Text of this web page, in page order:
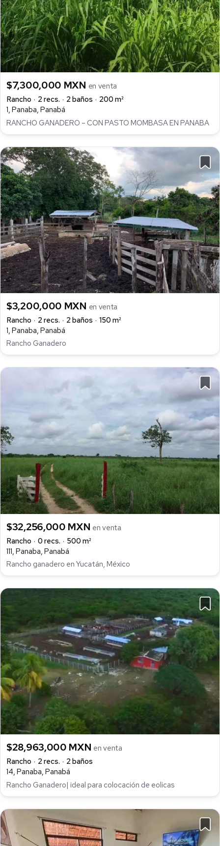
$7,300,000 MXN en venta
Rancho
2 recs. 2 baños
200 m²
1, Panaba, Panabá
RANCHO GANADERO – CON PASTO MOMBASA EN PANABA
$3,200,000 MXN en venta
Rancho
2 recs. 2 baños
150 m²
1, Panaba, Panabá
Rancho Ganadero
$32,256,000 MXN en venta
Rancho
0 recs.
500 m²
111, Panaba, Panabá
Rancho ganadero en Yucatán, México
$28,963,000 MXN en venta
Rancho
2 recs.
2 baños
14, Panaba, Panabá
Rancho Ganadero| ideal para colocación de eolicas